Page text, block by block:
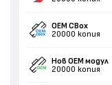
OEM CBox
20000 копия
Нов ОЕМ модул
20000 копия